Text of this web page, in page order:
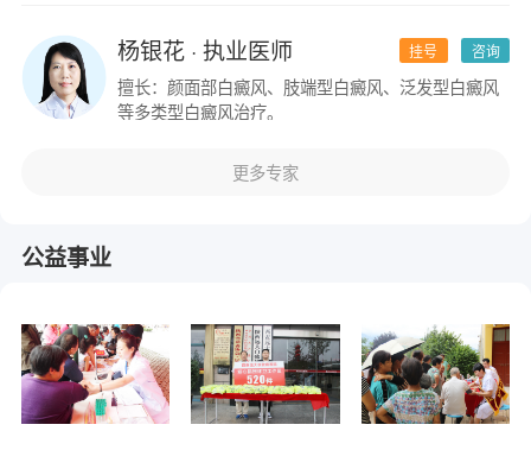
咨询
挂号
杨银花· 执业医师
擅长：颜面部白癜风、肢端型白癜风、泛发型白癜风
等多类型白癜风治疗。
更多专家
公益事业